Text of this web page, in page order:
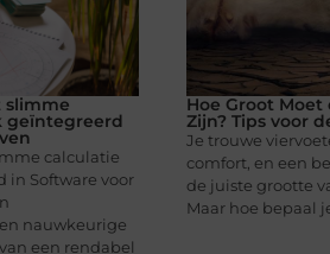
slimme
geïntegreerd
calculatie
in Software voor
nauwkeurige
een rendabel
Hoe Groot
Zijn? Tips voor
Je trouwe
comfort, en een
de juiste grootte
Maar hoe bepaal